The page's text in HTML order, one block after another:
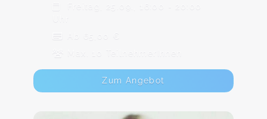
Freitag, 25.09., 16:00 - 20:00
Ab 65,00 €
Max. 10 TeilnehmerInnen
Zum Angebot